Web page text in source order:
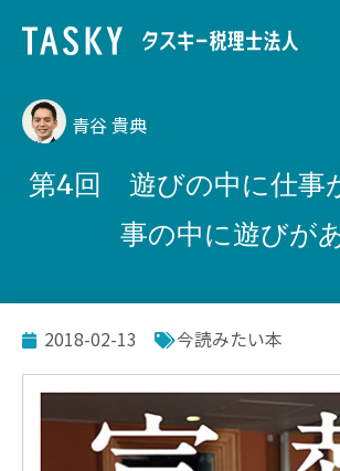
青谷 貴典
第4回 遊びの中に仕事
事の中に遊びが
2018-02-13 今読みたい本